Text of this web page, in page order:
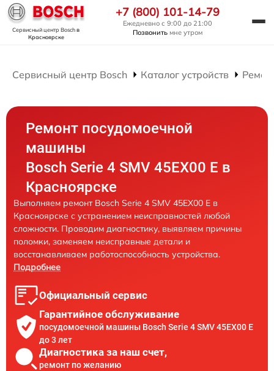
Сервисный центр Boschв
Красноярске
+7 (800) 101-14-79
Ежедневно с 9:00 до 21:00
Позвонить мне утром
Сервисный центр Bosch Каталог устройств
Ремонт посудомоечной
машины
Bosch Serie 4 SMV 45EX00 E в
Красноярске
Выполняем ремонт Bosch Serie 4 SMV 45EX00 E в
Красноярске с устранением неисправностей любой
сложности. Проводим диагностику, выявляем причины
поломки, заменяем неисправные детали и
восстанавливаем работоспособность устройства.
Подробнее
Официальный сервис
Гарантийное обслуживание
посудомоечной машины Bosch Serie 4 SMV 45EX00 E
до 3 лет
Диагностика за наш счет,
ремонт по желанию